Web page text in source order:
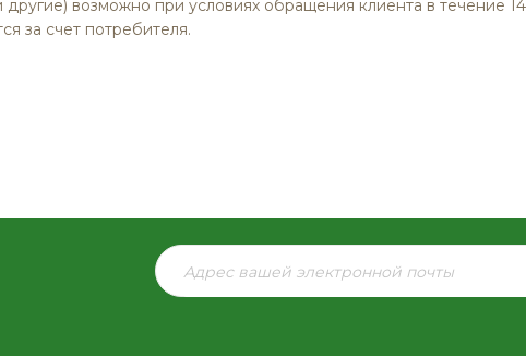
возможно при условиях обращения клиента в течение
за счет потребителя.